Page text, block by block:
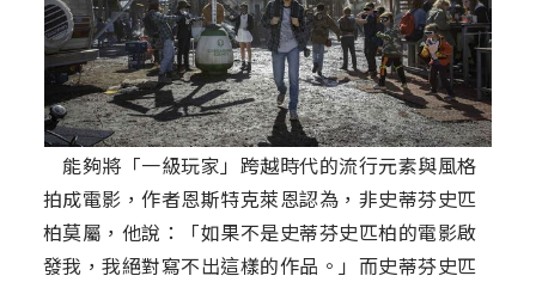
能夠將「一級玩家」跨越時代的流行元素與風格
拍成電影，作者恩斯特克萊恩認為，非史蒂芬史匹
柏莫屬，他說：「如果不是史蒂芬史匹柏的電影啟
發我，我絕對寫不出這樣的作品。」而史蒂芬史匹